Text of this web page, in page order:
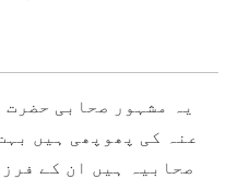
یہ مشہور صحابی
عنہ کی پھوپھی ہیں
صحابیہ ہیں ان کے